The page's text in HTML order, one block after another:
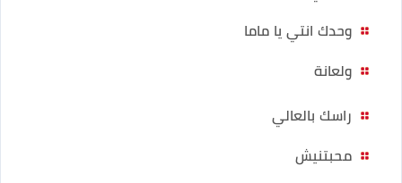
وحدك انتي يا ماما
ولعانة
راسك بالعالي
محبتنيش